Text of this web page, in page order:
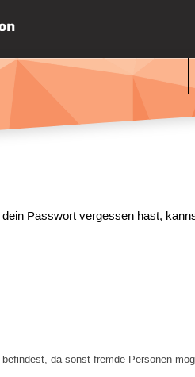
dein Passwort vergessen hast,
da sonst fremde Personen